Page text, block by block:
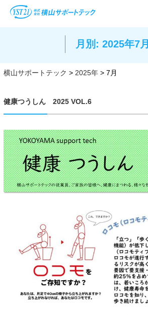
月別: 2025年7月
横山サポートテック > 2025年 > 7月
健康つうしん 2025 VOL.6